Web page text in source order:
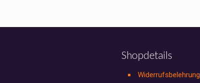
Shopdetails
Widerrufsbelehrung